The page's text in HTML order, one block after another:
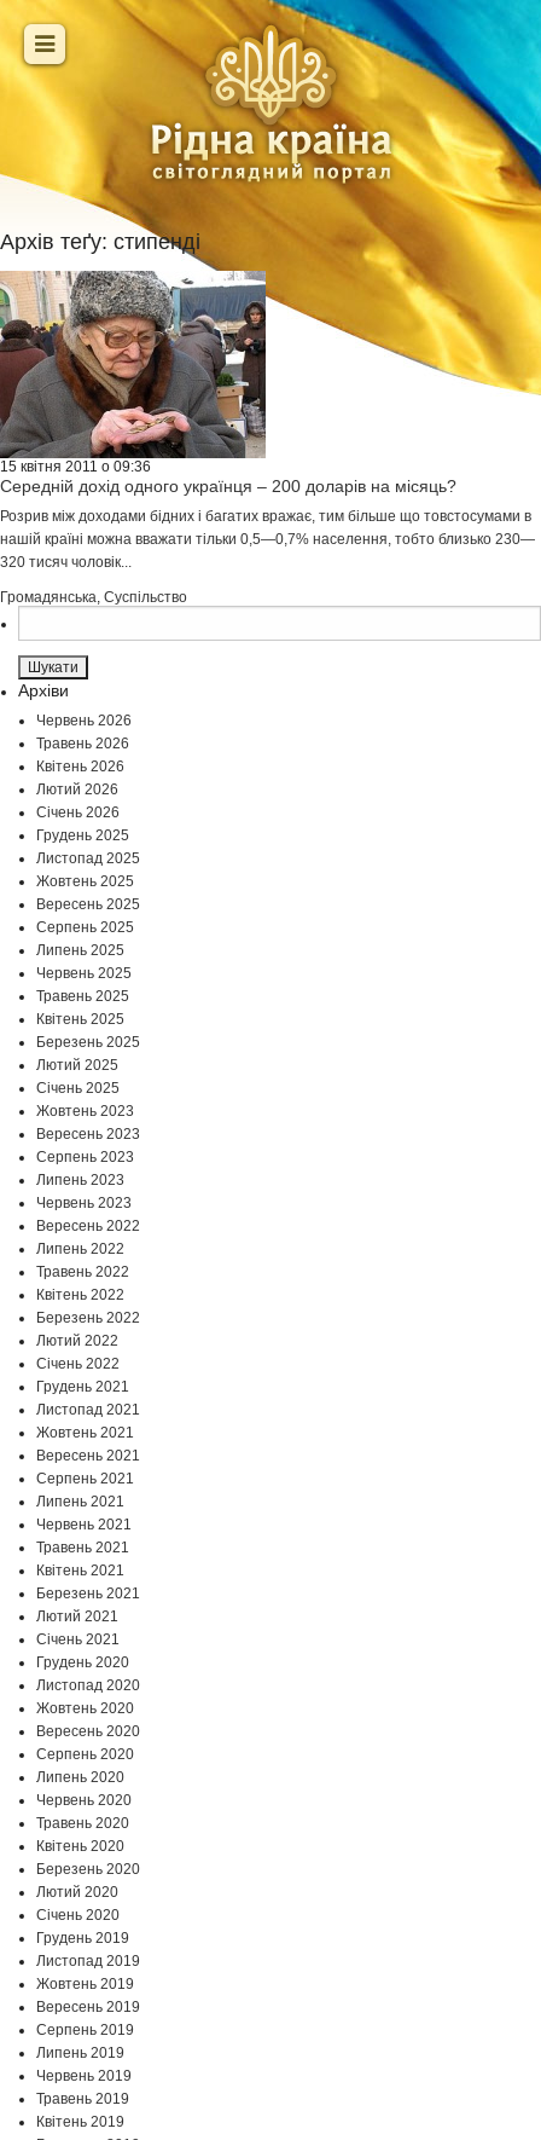
Архів теґу: стипенді
15 квітня 2011 о 09:36
Середній дохід одного українця – 200 доларів на місяць?
Розрив між доходами бідних і багатих вражає, тим більше що товстосумами в
нашій країні можна вважати тільки 0,5—0,7% населення, тобто близько 230—
320 тисяч чоловік...
Громадянська, Суспільство
Архіви
Червень 2026
Травень 2026
Квітень 2026
Лютий 2026
Січень 2026
Грудень 2025
Листопад 2025
Жовтень 2025
Вересень 2025
Серпень 2025
Липень 2025
Червень 2025
Травень 2025
Квітень 2025
Березень 2025
Лютий 2025
Січень 2025
Жовтень 2023
Вересень 2023
Серпень 2023
Липень 2023
Червень 2023
Вересень 2022
Липень 2022
Травень 2022
Квітень 2022
Березень 2022
Лютий 2022
Січень 2022
Грудень 2021
Листопад 2021
Жовтень 2021
Вересень 2021
Серпень 2021
Липень 2021
Червень 2021
Травень 2021
Квітень 2021
Березень 2021
Лютий 2021
Січень 2021
Грудень 2020
Листопад 2020
Жовтень 2020
Вересень 2020
Серпень 2020
Липень 2020
Червень 2020
Травень 2020
Квітень 2020
Березень 2020
Лютий 2020
Січень 2020
Грудень 2019
Листопад 2019
Жовтень 2019
Вересень 2019
Серпень 2019
Липень 2019
Червень 2019
Травень 2019
Квітень 2019